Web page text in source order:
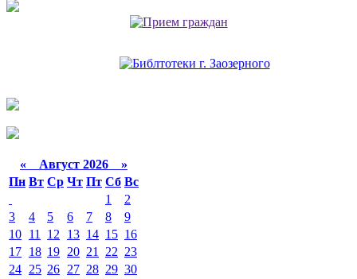
« Август 2026 »
Пн Вт Ср Чт Пт Сб Вс
1
2
3
4 5 6 7 8
9
10 11 12 13 14 15 16
17 18 19 20 21 22 23
24 25 26 27 28 29 30